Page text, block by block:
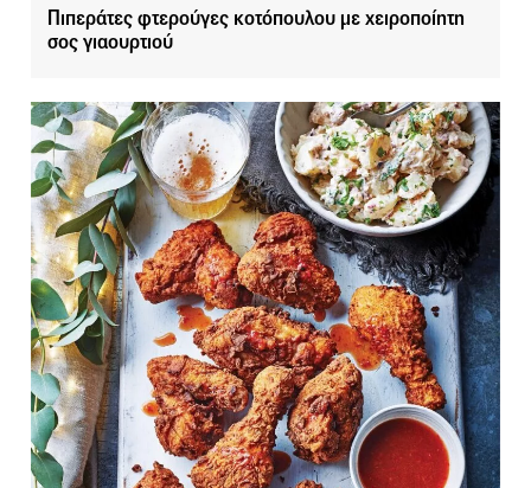
Πιπεράτες φτερούγες κοτόπουλου με χειροποίητη
σος γιαουρτιού